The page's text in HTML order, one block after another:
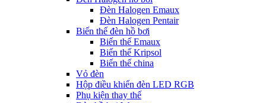
Đèn Halogen Emaux
Đèn Halogen Pentair
Biến thế đèn hồ bơi
Biến thế Emaux
Biến thế Kripsol
Biến thế china
Vỏ đèn
Hộp điều khiển đèn LED RGB
Phụ kiện thay thế